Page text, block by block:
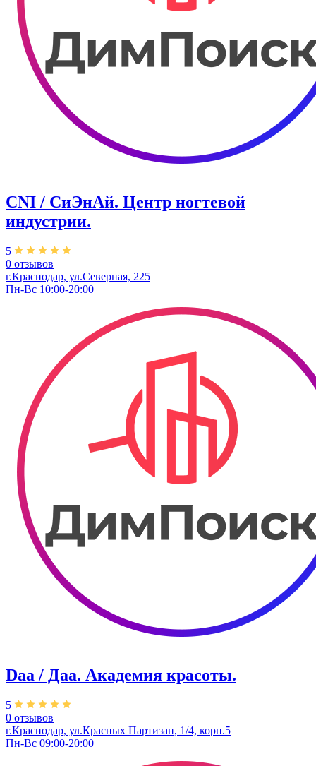
CNI / СиЭнАй. Центр ногтевой
индустрии.
5
0 отзывов
г.Краснодар, ул.Северная, 225
Пн-Вс 10:00-20:00
Daa / Даа. Академия красоты.
5
0 отзывов
г.Краснодар, ул.Красных Партизан, 1/4, корп.5
Пн-Вс 09:00-20:00